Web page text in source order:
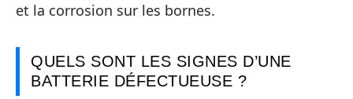
et la corrosion sur les bornes.
QUELS SONT LES SIGNES D’UNE
BATTERIE DÉFECTUEUSE ?